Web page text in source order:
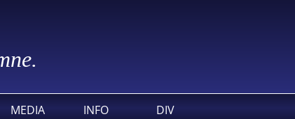
MEDIA INFO DIV